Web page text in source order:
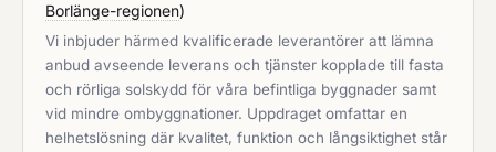
Borlänge-regionen)
Vi inbjuder härmed kvalificerade leverantörer att lämna
anbud avseende leverans och tjänster kopplade till fasta
och rörliga solskydd för våra befintliga byggnader samt
vid mindre ombyggnationer. Uppdraget omfattar en
helhetslösning där kvalitet, funktion och långsiktighet står